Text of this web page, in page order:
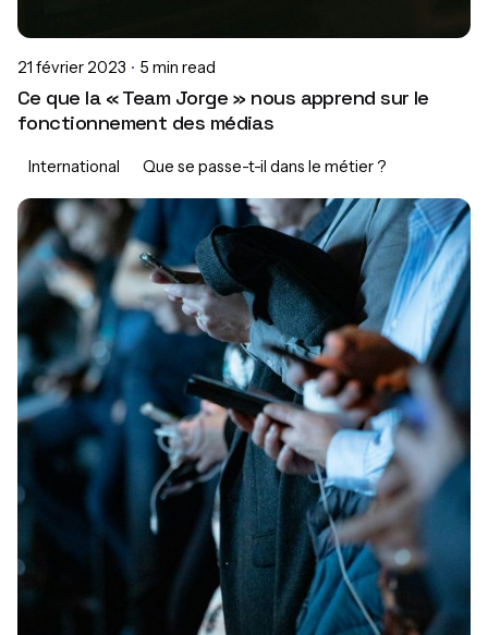
21 février 2023 5 min read
Ce que la « Team Jorge » nous apprend sur le
fonctionnement des médias
International Que se passe-t-il dans le métier ?
Posted by
Maryann Jaffrès